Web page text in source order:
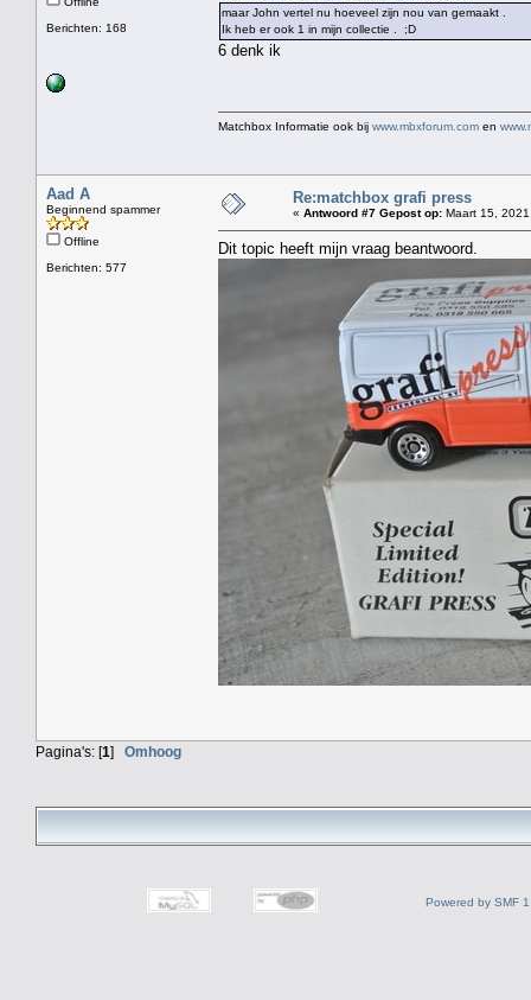
Berichten: 168
maar John vertel nu hoeveel zijn nou van gemaakt .
Ik heb er ook 1 in mijn collectie . ;D
6 denk ik
Matchbox Informatie ook bij www.mbxforum.com en
Aad A
Beginnend spammer
Offline
Berichten: 577
Re:matchbox grafi press
« Antwoord #7 Gepost op: Maart 15,
Dit topic heeft mijn vraag beantwoord.
Pagina's: [1] Omhoog
Powered by SMF